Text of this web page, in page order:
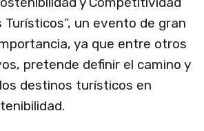
Turísticos”, un evento de gran
ya que entre otros
pretende definir el camino y
destinos turísticos en